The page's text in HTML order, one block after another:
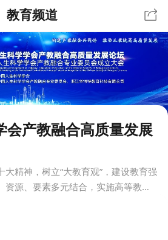
教育频道
会产教融合高质量发展
精神，树立“大教育观”，建设教育强
资源、要素多元结合，实施高等教
的终身学习服务体系，建立学习型
有力支撑。特召开“中国人生科学学